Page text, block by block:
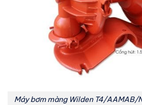
Máy bơm màng Wilden T4/